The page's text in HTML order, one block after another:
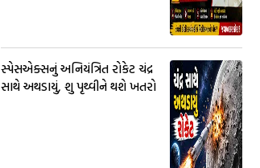
સ્પેસએક્સનું અનિયંત્રિત રોકેટ ચંદ્ર
સાથે અથડાયું, શુ પૃથ્વીને થશે ખતરો